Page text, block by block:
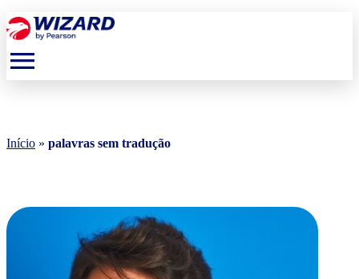
menu
Início » palavras sem tradução